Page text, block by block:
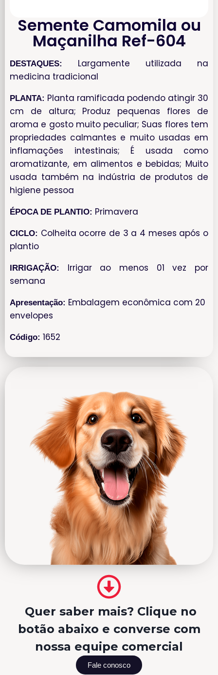
Semente Camomila ou
Maçanilha Ref-604
DESTAQUES:
Largamente utilizada na
medicina tradicional
PLANTA: Planta ramificada podendo atingir 30
cm de altura; Produz pequenas flores de
aroma e gosto muito peculiar; Suas flores tem
propriedades calmantes e muito usadas em
inflamações intestinais; É usada como
aromatizante, em alimentos e bebidas; Muito
usada também na indústria de produtos de
higiene pessoa
ÉPOCA DE PLANTIO: Primavera
CICLO: Colheita ocorre de 3 a 4 meses após o
plantio
IRRIGAÇÃO:
Irrigar ao menos 01 vez por
semana
Apresentação: Embalagem econômica com 20
envelopes
Código: 1652
Quer saber mais? Clique no
botão abaixo e converse com
nossa equipe comercial
Fale conosco